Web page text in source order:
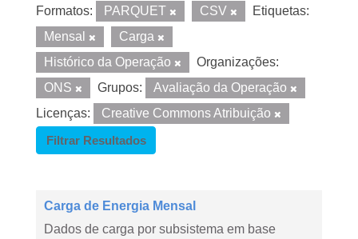
Formatos: PARQUET CSV
Etiquetas:
Mensal
Carga
Histórico da Operação
Organizações:
ONS
Grupos:
Avaliação da Operação
Licenças:
Creative Commons Atribuição
Filtrar Resultados
Carga de Energia Mensal
Dados de carga por subsistema em base